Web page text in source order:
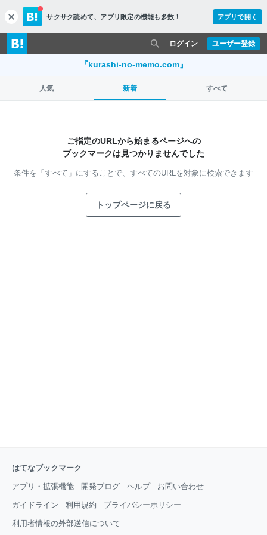
c
l
o
s
サクサク読めて、 アプリ限定の機能も多数！ アプリで開く
ユーザー登録
ログイン
『kurashi-no-memo.com』
人気 新着 すべて
ご指定のURLから始まるページへの
ブックマークは見つかりませんでした
条件を「すべて」にすることで、 すべてのURLを対象に検索できます
トップページに戻る
はてなブックマーク
アプリ・拡張機能 開発ブログ ヘルプ お問い合わせ
ガイドライン 利用規約 プライバシーポリシー
利用者情報の外部送信について